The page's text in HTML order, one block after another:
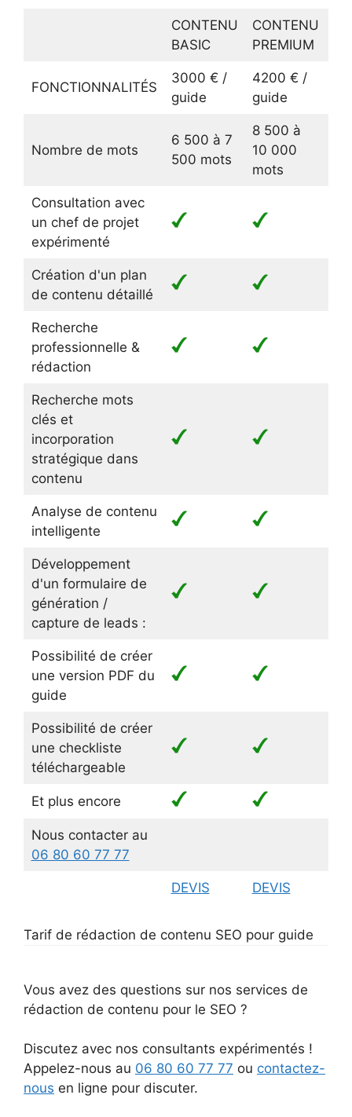
CONTENU
BASIC
CONTENU
PREMIUM
FONCTIONNALITÉS
3000 € /
guide
4200 € /
guide
Nombre de mots
6 500 à 7
500 mots
8 500 à
10 000
mots
Consultation avec
un chef de projet
expérimenté
Création d'un plan
de contenu détaillé
Recherche
professionnelle &
rédaction
Recherche mots
clés et
incorporation
stratégique dans
contenu
Analyse de contenu
intelligente
Développement
d'un formulaire de
génération /
capture de leads :
Possibilité de créer
une version PDF du
guide
Possibilité de créer
une checkliste
téléchargeable
Et plus encore
Nous contacter au
06 80 60 77 77
DEVIS DEVIS
Tarif de rédaction de contenu SEO pour guide
Vous avez des questions sur nos services de
rédaction de contenu pour le SEO ?
Discutez avec nos consultants expérimentés !
Appelez-nous au 06 80 60 77 77 ou contactez-
nous en ligne pour discuter.